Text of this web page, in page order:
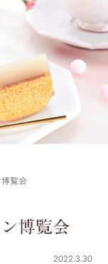
博覧会
博覧会
2022.3.30